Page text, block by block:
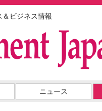
ビジネス情報
ニュース